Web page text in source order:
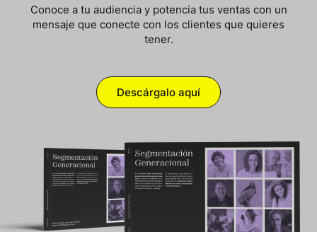
Conoce a tu audiencia y potencia tus ventas con un
mensaje que conecte con los clientes que quieres
tener.
Descárgalo aquí